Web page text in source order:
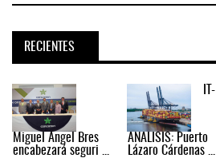
RECIENTES
Miguel Ángel Bres
encabezará seguri ...
IT-
ANÁLISIS: Puerto
Lázaro Cárdenas ...